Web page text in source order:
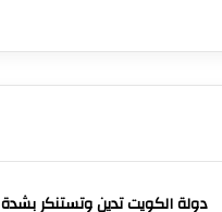
دولة الكويت تدين وتستنكر بشدة